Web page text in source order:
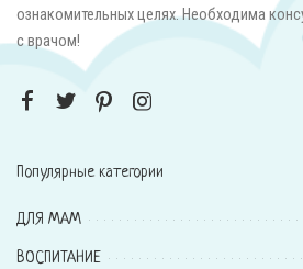
ознакомительных целях. Необходима
с врачом!
Популярные категории
ДЛЯ МАМ
ВОСПИТАНИЕ